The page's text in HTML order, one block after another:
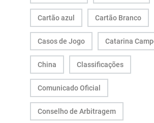
Cartão azul Cartão Branco
Casos de Jogo Catarina
China Classificações
Comunicado Oficial
Conselho de Arbitragem